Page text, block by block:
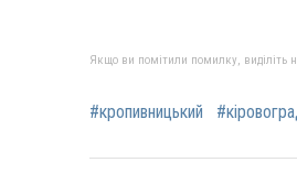
Якщо ви помітили помилку, виділіть
#кропивницький